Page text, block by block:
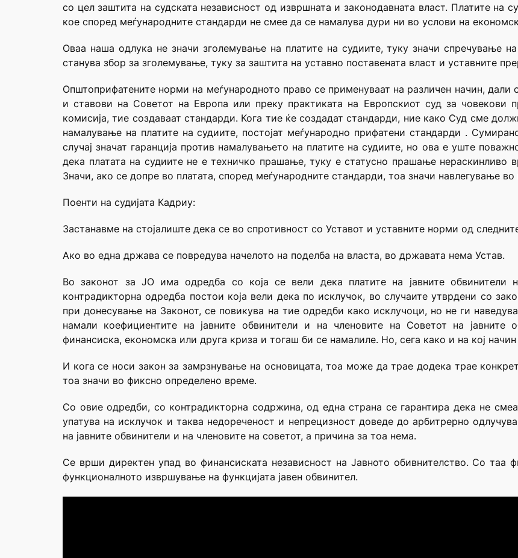
со цел заштита на судската независност од извршната и законодавната власт. Платите на
кое според меѓународните стандарди не смее да се намалува дури ни во услови на
Оваа наша одлука не значи зголемување на платите на судиите, туку значи спречување
станува збор за зголемување, туку за заштита на уставно поставената власт и уставните
Општоприфатените норми на меѓународното право се применуваат на различен начин,
и ставови на Советот на Европа или преку практиката на Европскиот суд за човекови
комисија, тие создаваат стандарди. Кога тие ќе создадат стандарди, ние како Суд сме
намалување на платите на судиите, постојат меѓународно прифатени стандарди .
случај значат гаранција против намалувањето на платите на судиите, но ова е уште
дека платата на судиите не е техничко прашање, туку е статусно прашање нераскинливо
Значи, ако се допре во платата, според меѓународните стандарди, тоа значи навлегување
Поенти на судијата Кадриу:
Застанавме на стојалиште дека се во спротивност со Уставот и уставните норми од
Ако во една држава се повредува начелото на поделба на власта, во државата нема Устав.
Во законот за ЈО има одредба со која се вели дека платите на јавните обвинители
контрадикторна одредба постои која вели дека по исклучок, во случаите утврдени со
при донесување на Законот, се повикува на тие одредби како исклучоци, но не ги
намали коефициентите на јавните обвинители и на членовите на Советот на јавните
финансиска, економска или друга криза и тогаш би се намалиле. Но, сега како и на кој
И кога се носи закон за замрзнување на основицата, тоа може да трае додека трае
тоа значи во фиксно определено време.
Со овие одредби, со контрадикторна содржина, од една страна се гарантира дека не
упатува на исклучок и таква недореченост и непрецизност доведе до арбитрерно
на јавните обвинители и на членовите на советот, а причина за тоа нема.
Се врши директен упад во финансиската независност на Јавното обивнителство. Со таа
функционалното извршување на функцијата јавен обвинител.